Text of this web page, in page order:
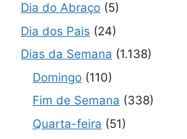
Dia do Abraço (5)
Dia dos Pais (24)
Dias da Semana (1.138)
Domingo (110)
Fim de Semana (338)
Quarta-feira (51)